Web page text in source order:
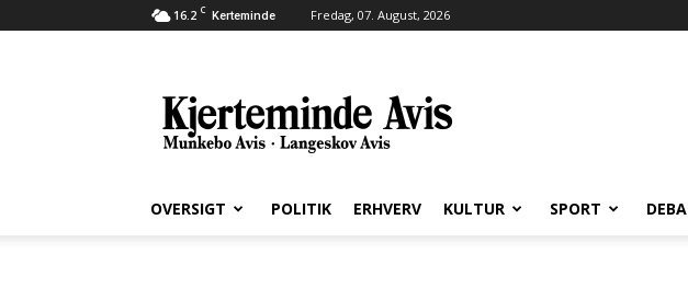
16.2 C Kerteminde Fredag, 07. August, 2026
Avis
OVERSIGT POLITIK ERHVERV KULTUR SPORT